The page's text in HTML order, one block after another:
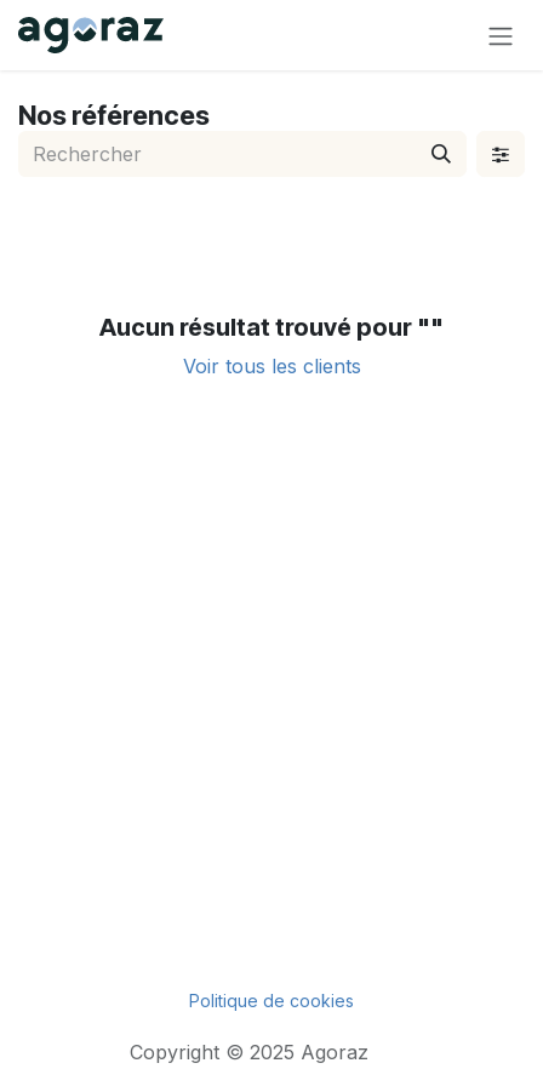
Se rendre au contenu
Nos références
Aucun résultat trouvé pour ""
Voir tous les clients
Politique de cookies
Copyright © 2025 Agoraz